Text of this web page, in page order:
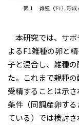
本研究では、サボ
よるF1雑種の卵と
子と混合し、雑種
た。これまで親種の
受精することは示
条件（同調産卵す
ている）では検討